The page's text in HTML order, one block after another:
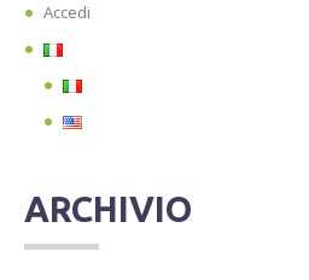
Accedi
ARCHIVIO